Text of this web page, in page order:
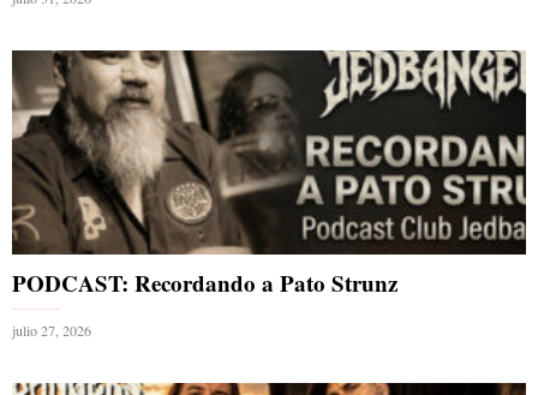
PODCAST: Recordando a Pato Strunz
julio 27, 2026